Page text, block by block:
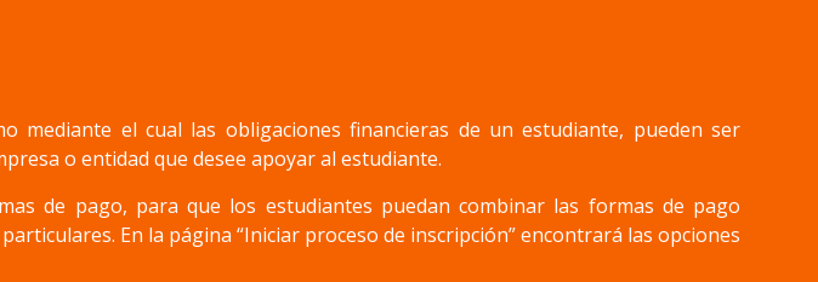
mediante el cual las obligaciones financieras de un estudiante, pueden ser
o entidad que desee apoyar al estudiante.
de pago, para que los estudiantes puedan combinar las formas de pago
En la página “Iniciar proceso de inscripción” encontrará las opciones